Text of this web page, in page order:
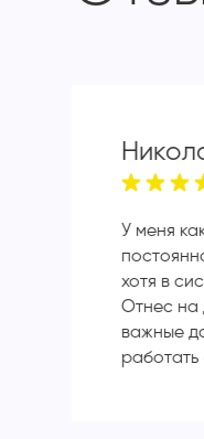
У меня
хотя в
Отнес на
важные